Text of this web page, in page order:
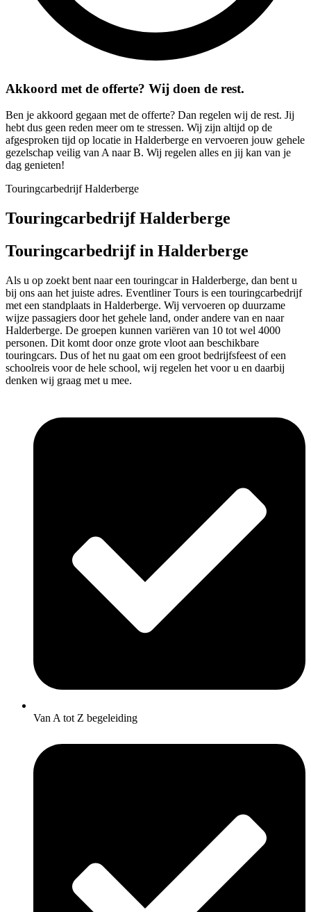
Akkoord met de offerte? Wij doen de rest.
Ben je akkoord gegaan met de offerte? Dan regelen wij de rest. Jij
hebt dus geen reden meer om te stressen. Wij zijn altijd op de
afgesproken tijd op locatie in Halderberge en vervoeren jouw gehele
gezelschap veilig van A naar B. Wij regelen alles en jij kan van je
dag genieten!
Touringcarbedrijf Halderberge
Touringcarbedrijf Halderberge
Touringcarbedrijf in Halderberge
Als u op zoekt bent naar een touringcar in Halderberge, dan bent u
bij ons aan het juiste adres. Eventliner Tours is een touringcarbedrijf
met een standplaats in Halderberge. Wij vervoeren op duurzame
wijze passagiers door het gehele land, onder andere van en naar
Halderberge. De groepen kunnen variëren van 10 tot wel 4000
personen. Dit komt door onze grote vloot aan beschikbare
touringcars. Dus of het nu gaat om een groot bedrijfsfeest of een
schoolreis voor de hele school, wij regelen het voor u en daarbij
denken wij graag met u mee.
Van A tot Z begeleiding